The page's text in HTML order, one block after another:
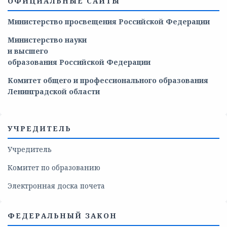
Министерство просвещения Российской Федерации
Министерство науки
и высшего
образования Российской Федерации
Комитет общего и профессионального образования
Ленинградской области
УЧРЕДИТЕЛЬ
Учредитель
Комитет по образованию
Электронная доска почета
ФЕДЕРАЛЬНЫЙ ЗАКОН